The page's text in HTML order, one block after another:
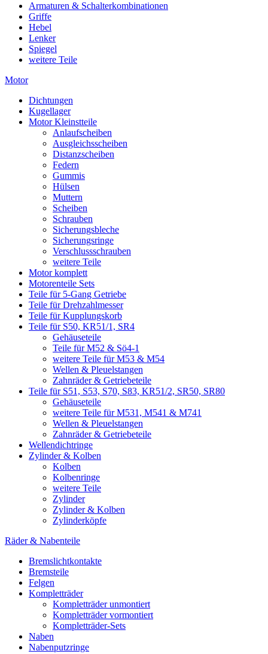
Armaturen & Schalterkombinationen
Griffe
Hebel
Lenker
Spiegel
weitere Teile
Motor
Dichtungen
Kugellager
Motor Kleinstteile
Anlaufscheiben
Ausgleichsscheiben
Distanzscheiben
Federn
Gummis
Hülsen
Muttern
Scheiben
Schrauben
Sicherungsbleche
Sicherungsringe
Verschlussschrauben
weitere Teile
Motor komplett
Motorenteile Sets
Teile für 5-Gang Getriebe
Teile für Drehzahlmesser
Teile für Kupplungskorb
Teile für S50, KR51/1, SR4
Gehäuseteile
Teile für M52 & Sö4-1
weitere Teile für M53 & M54
Wellen & Pleuelstangen
Zahnräder & Getriebeteile
Teile für S51, S53, S70, S83, KR51/2, SR50, SR80
Gehäuseteile
weitere Teile für M531, M541 & M741
Wellen & Pleuelstangen
Zahnräder & Getriebeteile
Wellendichtringe
Zylinder & Kolben
Kolben
Kolbenringe
weitere Teile
Zylinder
Zylinder & Kolben
Zylinderköpfe
Räder & Nabenteile
Bremslichtkontakte
Bremsteile
Felgen
Kompletträder
Kompletträder unmontiert
Kompletträder vormontiert
Kompletträder-Sets
Naben
Nabenputzringe